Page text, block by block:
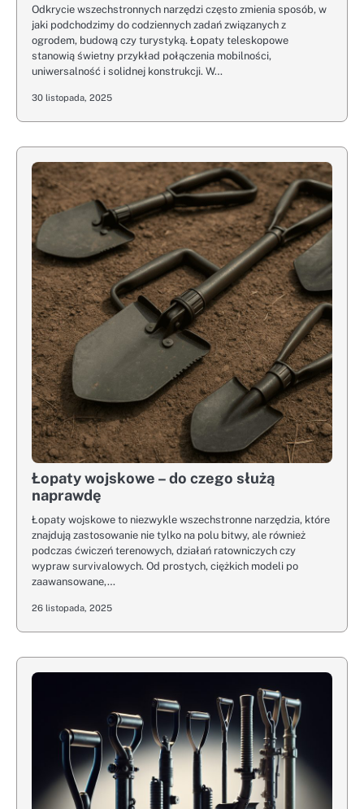
Odkrycie wszechstronnych narzędzi często zmienia sposób, w
jaki podchodzimy do codziennych zadań związanych z
ogrodem, budową czy turystyką. Łopaty teleskopowe
stanowią świetny przykład połączenia mobilności,
uniwersalność i solidnej konstrukcji. W…
30 listopada, 2025
Łopaty wojskowe – do czego służą
naprawdę
Łopaty wojskowe to niezwykle wszechstronne narzędzia, które
znajdują zastosowanie nie tylko na polu bitwy, ale również
podczas ćwiczeń terenowych, działań ratowniczych czy
wypraw survivalowych. Od prostych, ciężkich modeli po
zaawansowane,…
26 listopada, 2025